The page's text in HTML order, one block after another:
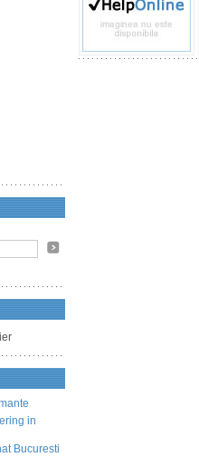
in
Bucuresti